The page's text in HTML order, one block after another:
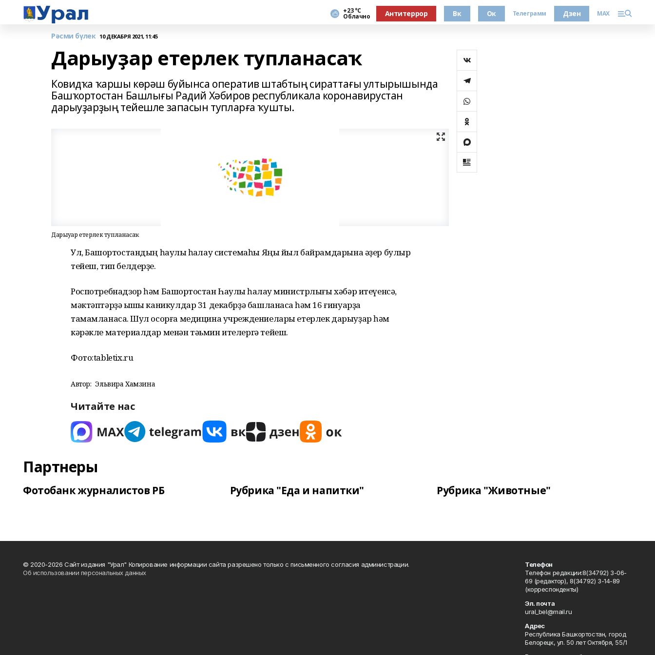
+23 °С
Облачно Антитеррор Вк Ок Телеграмм Дзен MAX
Рәсми бүлек 10 ДЕКАБРЯ 2021, 11:45
Дарыуҙар етерлек тупланасаҡ
Ковидҡа ҡаршы көрәш буйынса оператив штабтың сираттағы ултырышында
Башҡортостан Башлығы Радий Хәбиров республикала коронавирустан
дарыуҙарҙың тейешле запасын тупларға ҡушты.
Дарыуҙар етерлек тупланасаҡ
Ул, Башҡортостандың һаулыҡ һаҡлау системаһы Яңы йыл байрамдарына әҙер булыр
тейеш, тип белдерҙе.
Роспотребнадзор һәм Башҡортостан Һаулыҡ һаҡлау министрлығы хәбәр итеүенсә,
мәктәптәрҙә ҡышҡы каникулдар 31 декабрҙә башланасаҡ һәм 16 ғинуарҙа
тамамланасаҡ. Шул осорға медицина учреждениелары етерлек дарыуҙар һәм
кәрәкле материалдар менән тәьмин ителергә тейеш.
Фото:tabletix.ru
Автор: Эльвира Хамзина
Читайте нас
Партнеры
Фотобанк журналистов РБ Рубрика "Еда и напитки" Рубрика "Животные"
© 2020-2026 Сайт издания "Урал" Копирование информации сайта разрешено только с письменного согласия администрации.
Об использовании персональных данных
Телефон
Телефон редакции:8(34792) 3-06-
69 (редактор), 8(34792) 3-14-89
(корреспонденты)
Эл. почта
ural_bel@mail.ru
Адрес
Республика Башкортостан, город
Белорецк, ул. 50 лет Октября, 55/1